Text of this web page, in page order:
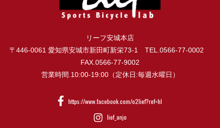
リーフ安城本店
〒446-0061 愛知県安城市新田町新栄73-1 TEL.0566-77-0002
FAX.0566-77-9002
営業時間.10:00-19:00（定休日:毎週水曜日）
https://www.facebook.com/o2lief?ref=hl
lief_anjo